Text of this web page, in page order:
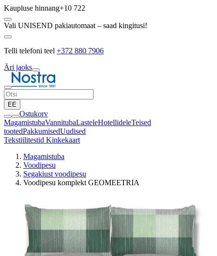
Kaupluse hinnang+10 722
Vali UNISEND pakiautomaat – saad kingitusi!
Telli telefoni teel +372 880 7906
Äri jaoks
EE
Ostukorv
MagamistubaVannitubaLasteleHotellideleTeised
tootedPakkumisedUudised
Tekstiilitestid Kinkekaart
Magamistuba
Voodipesu
Segakiust voodipesu
Voodipesu komplekt GEOMEETRIA